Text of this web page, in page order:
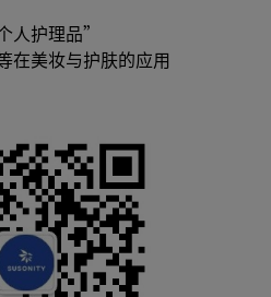
人护理品”
在美妆与护肤的应用